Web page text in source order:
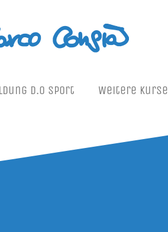
D.O Sport Wei­te­re Kurse